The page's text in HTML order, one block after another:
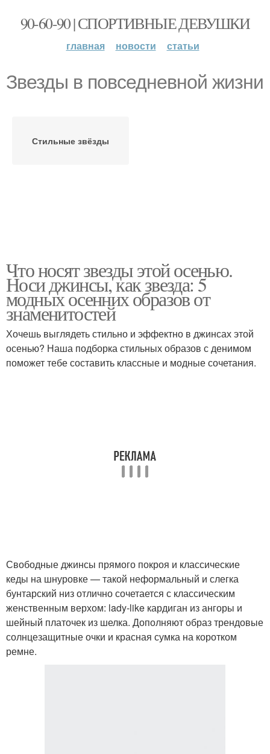
90-60-90 | СПОРТИВНЫЕ ДЕВУШКИ
главная новости статьи
Звезды в повседневной жизни
Стильные звёзды
Что носят звезды этой осенью.
Носи джинсы, как звезда: 5
модных осенних образов от
знаменитостей
Хочешь выглядеть стильно и эффектно в джинсах этой
осенью? Наша подборка стильных образов с денимом
поможет тебе составить классные и модные сочетания.
Свободные джинсы прямого покроя и классические
кеды на шнуровке — такой неформальный и слегка
бунтарский низ отлично сочетается с классическим
женственным верхом: lady-like кардиган из ангоры и
шейный платочек из шелка. Дополняют образ трендовые
солнцезащитные очки и красная сумка на коротком
ремне.